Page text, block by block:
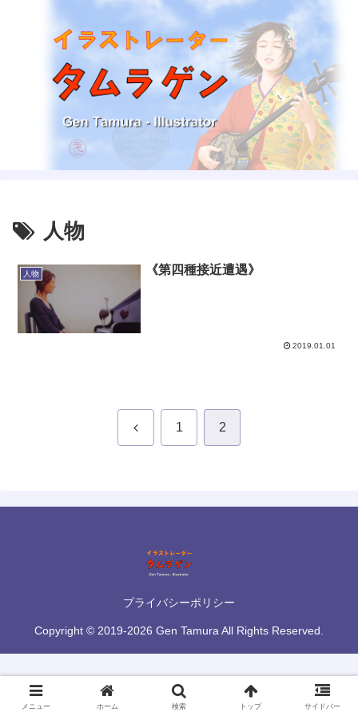
人物
人物 《第四種接近遭遇》
2019.01.01
前 1 2
プライバシーポリシー
Copyright © 2019-2026 Gen Tamura All Rights Reserved.
メニュー ホーム 検索 トップ サイドバー